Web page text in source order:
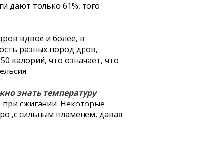
дают только 61%, того
вдвое и более, в
разных пород дров,
калорий, что означает, что
знать температуру
сжигании. Некоторые
,с сильным пламенем, давая